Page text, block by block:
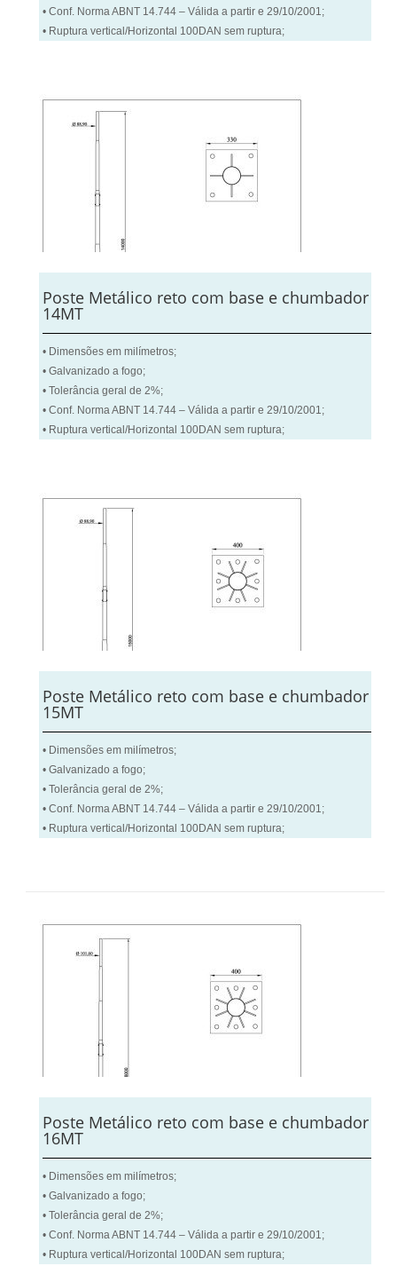
• Conf. Norma ABNT 14.744 – Válida a partir e 29/10/2001;
• Ruptura vertical/Horizontal 100DAN sem ruptura;
Poste Metálico reto com base e chumbador
14MT
• Dimensões em milímetros;
• Galvanizado a fogo;
• Tolerância geral de 2%;
• Conf. Norma ABNT 14.744 – Válida a partir e 29/10/2001;
• Ruptura vertical/Horizontal 100DAN sem ruptura;
Poste Metálico reto com base e chumbador
15MT
• Dimensões em milímetros;
• Galvanizado a fogo;
• Tolerância geral de 2%;
• Conf. Norma ABNT 14.744 – Válida a partir e 29/10/2001;
• Ruptura vertical/Horizontal 100DAN sem ruptura;
Poste Metálico reto com base e chumbador
16MT
• Dimensões em milímetros;
• Galvanizado a fogo;
• Tolerância geral de 2%;
• Conf. Norma ABNT 14.744 – Válida a partir e 29/10/2001;
• Ruptura vertical/Horizontal 100DAN sem ruptura;